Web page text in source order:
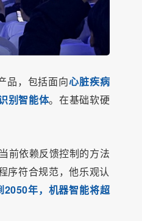
品，包括面向心脏疾病
别智能体。在基础软硬
前依赖反馈控制的方法
序符合规范，他乐观认
2050年，机器智能将超